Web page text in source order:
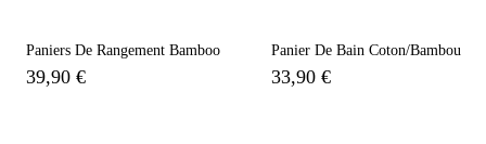
Paniers De Rangement Bamboo
39,90 €
Panier De Bain Coton/bambou
33,90 €